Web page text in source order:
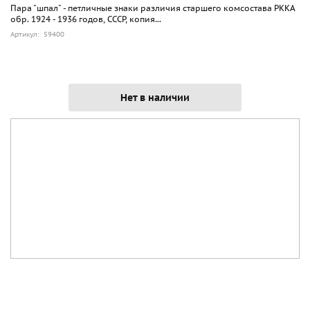
Пара "шпал" - петличные знаки различия старшего комсостава РККА
обр. 1924 - 1936 годов, СССР, копия...
Артикул: 59400
Нет в наличии